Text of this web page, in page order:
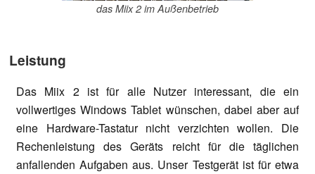
das Miix 2 im Außenbetrieb
Leistung
Das Miix 2 ist für alle Nutzer interessant, die ein
vollwertiges Windows Tablet wünschen, dabei aber auf
eine Hardware-Tastatur nicht verzichten wollen. Die
Rechenleistung des Geräts reicht für die täglichen
anfallenden Aufgaben aus. Unser Testgerät ist für etwa